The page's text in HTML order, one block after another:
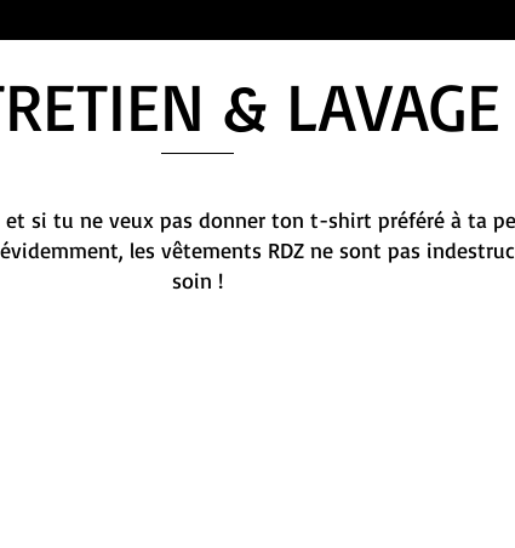
& LAVAGE
si tu ne veux pas donner ton t-shirt préféré à ta
les vêtements RDZ ne sont pas
soin !